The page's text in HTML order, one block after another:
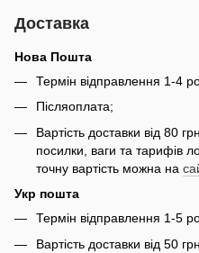
Доставка
Нова Пошта
Термін відправлення 1-4
Післяоплата;
Вартість доставки від 80
посилки, ваги та тарифів
точну вартість можна на
Укр пошта
Термін відправлення 1-5
Вартість доставки від 50